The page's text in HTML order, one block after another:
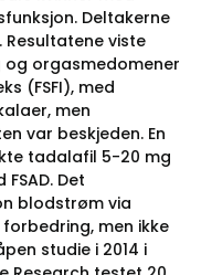
Deltakerne
viste
og orgasmedomener
(FSFI), med
men
var beskjeden. En
tadalafil 5-20 mg
Det
blodstrøm via
men ikke
studie i 2014 i